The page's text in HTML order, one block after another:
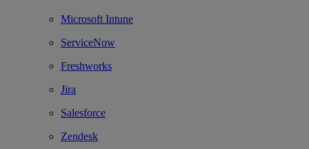
Microsoft Intune
ServiceNow
Freshworks
Jira
Salesforce
Zendesk